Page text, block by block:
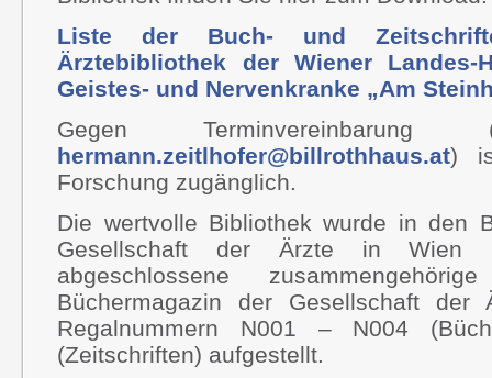
Liste der Buch- und
Ärztebibliothek der Wiener Landes-
Geistes- und Nervenkranke „Am
Gegen
hermann.zeitlhofer@billrothhaus.at)
Forschung zugänglich.
Die wertvolle Bibliothek wurde in den
Gesellschaft der Ärzte in Wien
abgeschlossene
Büchermagazin der Gesellschaft
Regalnummern N001 – N004
(Zeitschriften) aufgestellt.